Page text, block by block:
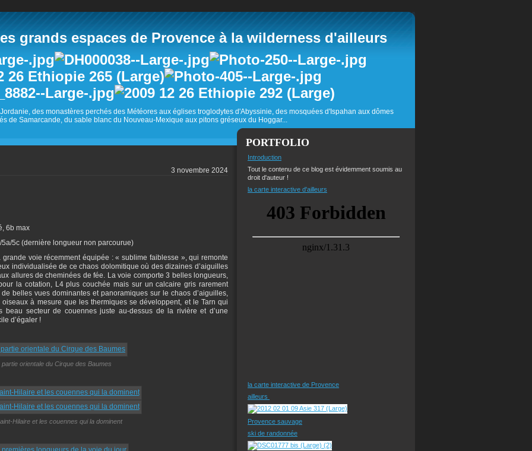
grands espaces de Provence à la wilderness d'ailleurs
des monastères perchés des Météores aux églises troglodytes d'Abyssinie, des mosquées d'Ispahan aux dômes
de Samarcande, du sable blanc du Nouveau-Mexique aux pitons gréseux du Hoggar...
3 novembre 2024
6b max
5c (dernière longueur non parcourue)
voie récemment équipée : « sublime faiblesse », qui remonte
individualisée de ce chaos dolomitique où des dizaines d’aiguilles
allures de cheminées de fée. La voie comporte 3 belles longueurs,
la cotation, L4 plus couchée mais sur un calcaire gris rarement
belles vues dominantes et panoramiques sur le chaos d’aiguilles,
à mesure que les thermiques se développent, et le Tarn qui
secteur de couennes juste au-dessus de la rivière et d’une
d’égaler !
orientale du Cirque des Baumes
Hilaire et les couennes qui la dominent
PORTFOLIO
Introduction
Tout le contenu de ce blog est évidemment soumis au
droit d'auteur !
la carte interactive d'ailleurs
la carte interactive de Provence
ailleurs
Provence sauvage
ski de randonnée